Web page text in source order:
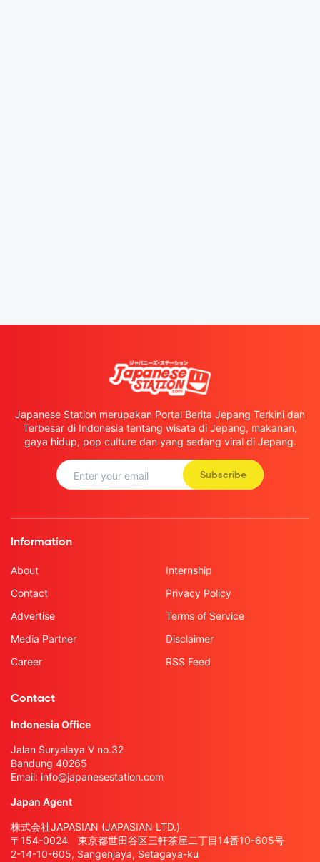
Japanese Station merupakan Portal Berita Jepang Terkini dan
Terbesar di Indonesia tentang wisata di Jepang, makanan,
gaya hidup, pop culture dan yang sedang viral di Jepang.
Subscribe
Information
About
Contact
Advertise
Media Partner
Career
Internship
Privacy Policy
Terms of Service
Disclaimer
RSS Feed
Contact
Indonesia Office
Jalan Suryalaya V no.32
Bandung 40265
Email: info@japanesestation.com
Japan Agent
株式会社JAPASIAN (JAPASIAN LTD.)
〒154-0024 東京都世田谷区三軒茶屋二丁目14番10-605号
2-14-10-605, Sangenjaya, Setagaya-ku